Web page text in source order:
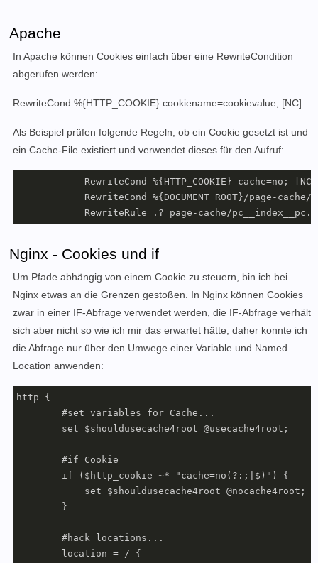
Apache
In Apache können Cookies einfach über eine RewriteCondition
abgerufen werden:
RewriteCond %{HTTP_COOKIE} cookiename=cookievalue; [NC]
Als Beispiel prüfen folgende Regeln, ob ein Cookie gesetzt ist und
ein Cache-File existiert und verwendet dieses für den Aufruf:
RewriteCond %{HTTP_COOKIE} cache=no;
RewriteCond %{DOCUMENT_ROOT}/page-cache/
RewriteRule .? page-cache/
Nginx - Cookies und if
Um Pfade abhängig von einem Cookie zu steuern, bin ich bei
Nginx etwas an die Grenzen gestoßen. In Nginx können Cookies
zwar in einer IF-Abfrage verwendet werden, die IF-Abfrage verhält
sich aber nicht so wie ich mir das erwartet hätte, daher konnte ich
die Abfrage nur über den Umwege einer Variable und Named
Location anwenden:
http {
        #set variables for Cache...
        set $shouldusecache4root @usecache4root;
        #if Cookie
        if ($http_cookie ~* "cache=no(?:;|$)") {
            set $shouldusecache4root @nocache4root;
        }
        #hack locations...
        location = / {